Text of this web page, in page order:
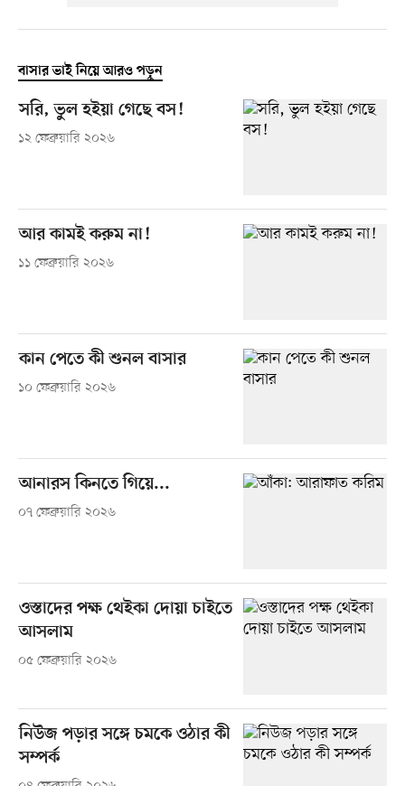
বাসার ভাই নিয়ে আরও পড়ুন
সরি, ভুল হইয়া গেছে বস!
১২ ফেব্রুয়ারি ২০২৬
আর কামই করুম না!
১১ ফেব্রুয়ারি ২০২৬
কান পেতে কী শুনল বাসার
১০ ফেব্রুয়ারি ২০২৬
আনারস কিনতে গিয়ে...
০৭ ফেব্রুয়ারি ২০২৬
ওস্তাদের পক্ষ থেইকা দোয়া চাইতে
আসলাম
০৫ ফেব্রুয়ারি ২০২৬
নিউজ পড়ার সঙ্গে চমকে ওঠার কী
সম্পর্ক